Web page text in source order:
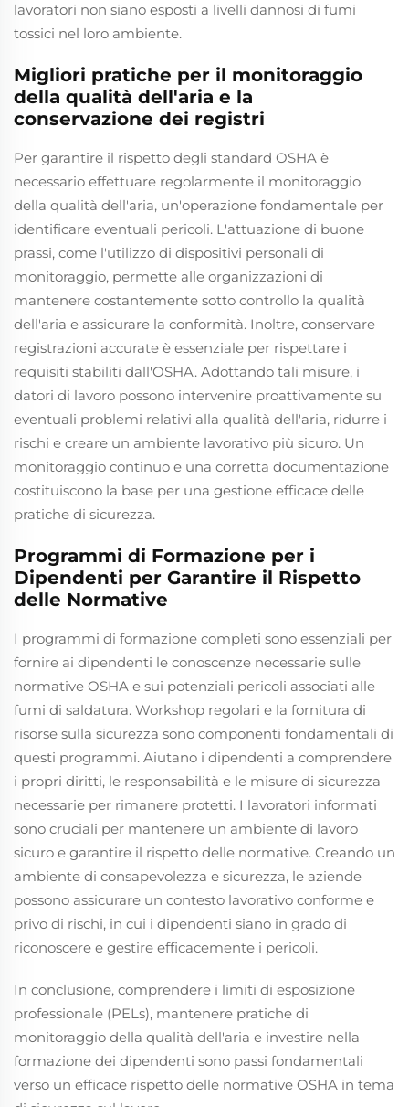
lavoratori non siano esposti a livelli dannosi di fumi
tossici nel loro ambiente.
Migliori pratiche per il monitoraggio
della qualità dell'aria e la
conservazione dei registri
Per garantire il rispetto degli standard OSHA è
necessario effettuare regolarmente il monitoraggio
della qualità dell'aria, un'operazione fondamentale per
identificare eventuali pericoli. L'attuazione di buone
prassi, come l'utilizzo di dispositivi personali di
monitoraggio, permette alle organizzazioni di
mantenere costantemente sotto controllo la qualità
dell'aria e assicurare la conformità. Inoltre, conservare
registrazioni accurate è essenziale per rispettare i
requisiti stabiliti dall'OSHA. Adottando tali misure, i
datori di lavoro possono intervenire proattivamente su
eventuali problemi relativi alla qualità dell'aria, ridurre i
rischi e creare un ambiente lavorativo più sicuro. Un
monitoraggio continuo e una corretta documentazione
costituiscono la base per una gestione efficace delle
pratiche di sicurezza.
Programmi di Formazione per i
Dipendenti per Garantire il Rispetto
delle Normative
I programmi di formazione completi sono essenziali per
fornire ai dipendenti le conoscenze necessarie sulle
normative OSHA e sui potenziali pericoli associati alle
fumi di saldatura. Workshop regolari e la fornitura di
risorse sulla sicurezza sono componenti fondamentali di
questi programmi. Aiutano i dipendenti a comprendere
i propri diritti, le responsabilità e le misure di sicurezza
necessarie per rimanere protetti. I lavoratori informati
sono cruciali per mantenere un ambiente di lavoro
sicuro e garantire il rispetto delle normative. Creando un
ambiente di consapevolezza e sicurezza, le aziende
possono assicurare un contesto lavorativo conforme e
privo di rischi, in cui i dipendenti siano in grado di
riconoscere e gestire efficacemente i pericoli.
In conclusione, comprendere i limiti di esposizione
professionale (PELs), mantenere pratiche di
monitoraggio della qualità dell'aria e investire nella
formazione dei dipendenti sono passi fondamentali
verso un efficace rispetto delle normative OSHA in tema